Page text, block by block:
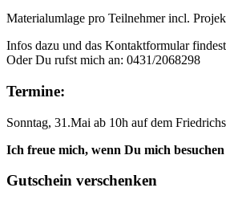
Materialumlage pro Teilnehmer incl.
Infos dazu und das Kontaktformular
Oder Du rufst mich an: 0431/2068298
Termine:
Sonntag, 31.Mai ab 10h auf dem
Ich freue mich, wenn Du mich
Gutschein verschenken